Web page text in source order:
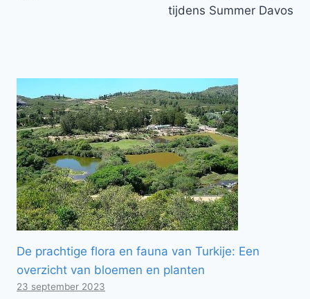
tijdens Summer Davos
De prachtige flora en fauna van Turkije: Een
overzicht van bloemen en planten
23 september 2023